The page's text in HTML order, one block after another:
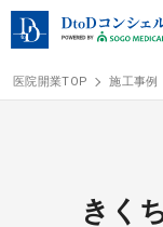
クリニック開業
医院開業TOP 施工事例
きく